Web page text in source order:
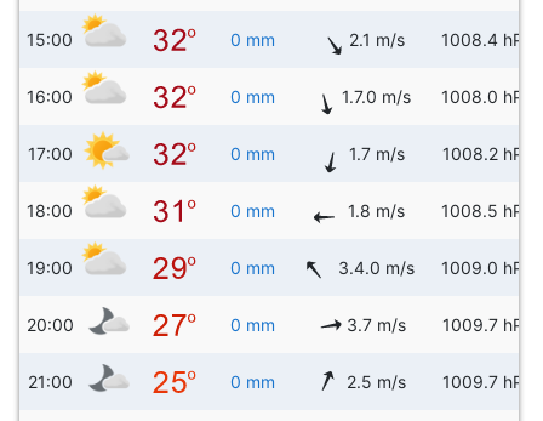
15:00 0 mm 2.1 m/s 1008.4 hPa
16:00 0 mm 1.7.0 m/s 1008.0 hPa
17:00 0 mm 1.7 m/s 1008.2 hPa
18:00 0 mm 1.8 m/s 1008.5 hPa
19:00 0 mm 3.4.0 m/s 1009.0 hPa
20:00 0 mm 3.7 m/s 1009.7 hPa
21:00 0 mm 2.5 m/s 1009.7 hPa